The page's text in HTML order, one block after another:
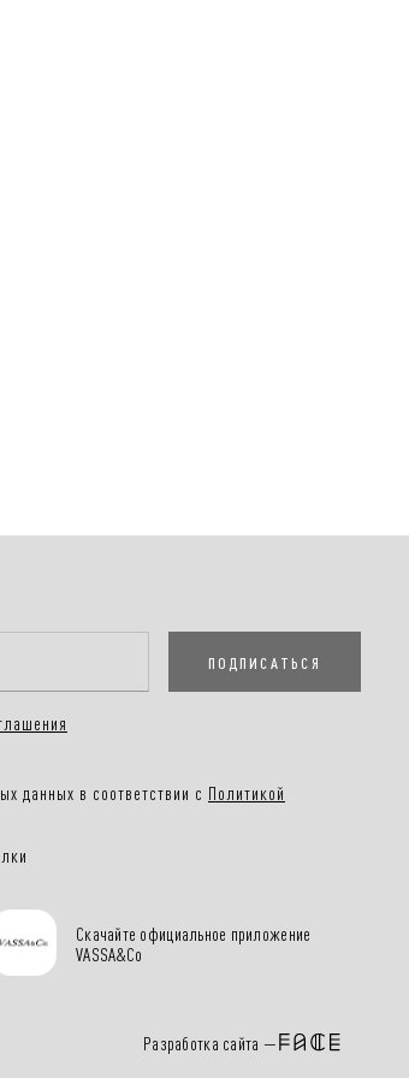
ПОДПИСАТЬСЯ
данных в соответствии с Политикой
Скачайте официальное приложение
VASSA&Co
Разработка сайта —